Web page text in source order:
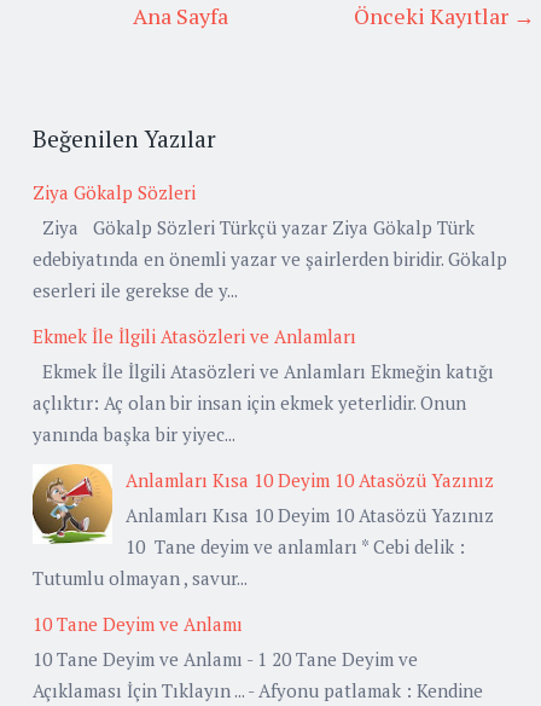
Önceki Kayıtlar →
Ana Sayfa
Beğenilen Yazılar
Ziya Gökalp Sözleri
Ziya Gökalp Sözleri Türkçü yazar Ziya Gökalp Türk
edebiyatında en önemli yazar ve şairlerden biridir. Gökalp
eserleri ile gerekse de y...
Ekmek İle İlgili Atasözleri ve Anlamları
Ekmek İle İlgili Atasözleri ve Anlamları Ekmeğin katığı
açlıktır: Aç olan bir insan için ekmek yeterlidir. Onun
yanında başka bir yiyec...
Anlamları Kısa 10 Deyim 10 Atasözü Yazınız
Anlamları Kısa 10 Deyim 10 Atasözü Yazınız
10 Tane deyim ve anlamları * Cebi delik :
Tutumlu olmayan , savur...
10 Tane Deyim ve Anlamı
10 Tane Deyim ve Anlamı - 1 20 Tane Deyim ve
Açıklaması İçin Tıklayın ... - Afyonu patlamak : Kendine